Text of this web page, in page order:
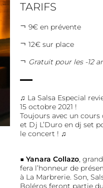
TARIFS
9€ en prévente
12€ sur place
Gratuit pour les -12
♫ La Salsa Especial
15 octobre 2021 !
Toujours avec un cours
et Dj L’Duro en dj set
le concert ! ♫
■ Yanara Collazo,
fera l’honneur de
à La Marbrerie. Son,
Boléros feront partie